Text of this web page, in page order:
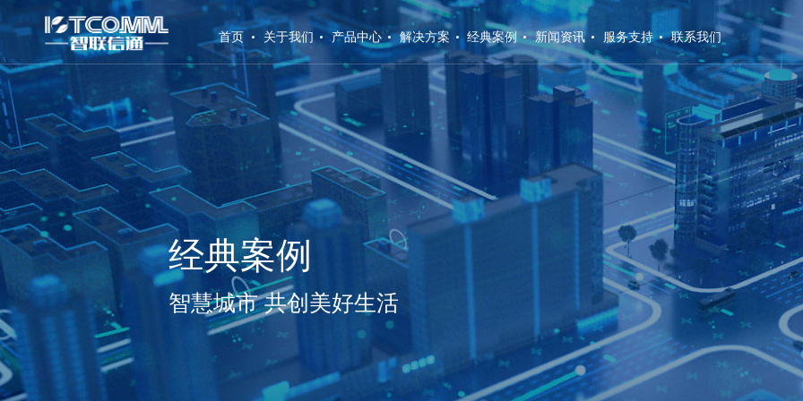
首页
(current)
关于我们
产品中心 解决方案 经典案例 新闻资讯 服务支持 联系我们
经典案例
智慧城市 共创美好生活